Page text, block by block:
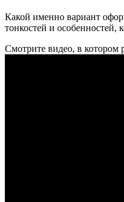
Какой именно вариант
тонкостей и особенностей,
Смотрите видео, в котором